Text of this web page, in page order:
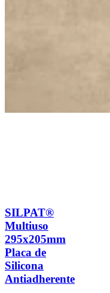
SILPAT®
Multiuso
295x205mm
Placa de
Silicona
Antiadherente